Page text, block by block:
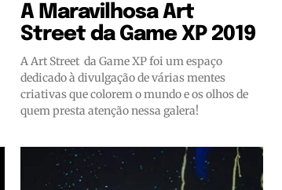
A Maravilhosa Art
Street da Game XP 2019
A Art Street da Game XP foi um espaço
dedicado à divulgação de várias mentes
criativas que colorem o mundo e os olhos de
quem presta atenção nessa galera!